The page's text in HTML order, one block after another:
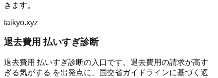
きます。
taikyo.xyz
退去費用 払いすぎ診断
退去費用 払いすぎ診断の入口です。退去費用の請求が高す
ぎる気がする を出発点に、国交省ガイドラインに基づく適